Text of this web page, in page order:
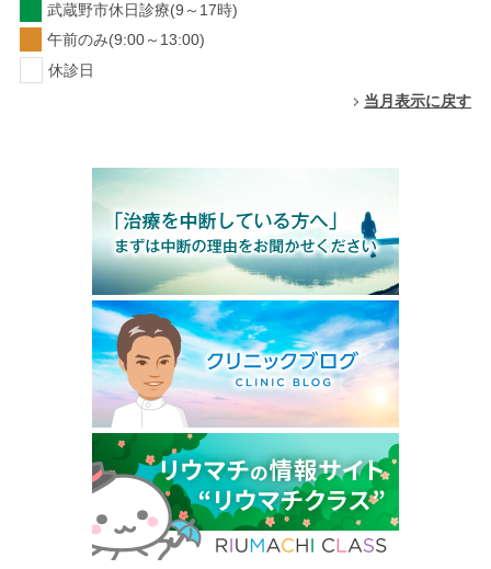
武蔵野市休日診療(9～17時)
午前のみ(9:00～13:00)
休診日
当月表示に戻す